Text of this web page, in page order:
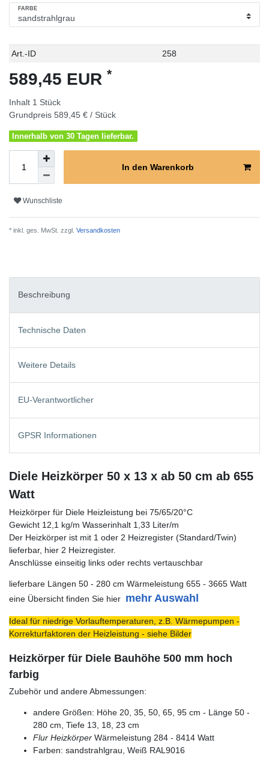
FARBE
Technisches
Wert
Art.-ID 258
589,45 EUR *
Inhalt 1 Stück
Grundpreis 589,45 € / Stück
Innerhalb von 30 Tagen lieferbar.
In den Warenkorb
Wunschliste
* inkl. ges. MwSt. zzgl. Versandkosten
Beschreibung
Technische Daten
Weitere Details
EU-Verantwortlicher
GPSR Informationen
Diele Heizkörper 50 x 13 x ab 50 cm ab 655
Watt
Heizkörper für Diele Heizleistung bei 75/65/20°C
Gewicht 12,1 kg/m Wasserinhalt 1,33 Liter/m
Der Heizkörper ist mit 1 oder 2 Heizregister (Standard/Twin)
lieferbar, hier 2 Heizregister.
Anschlüsse einseitig links oder rechts vertauschbar
lieferbare Längen 50 - 280 cm Wärmeleistung 655 - 3665 Watt
eine Übersicht finden Sie hier mehr Auswahl
Ideal für niedrige Vorlauftemperaturen, z.B. Wärmepumpen -
Korrekturfaktoren der Heizleistung - siehe Bilder
Heizkörper für Diele Bauhöhe 500 mm hoch
farbig
Zubehör und andere Abmessungen:
andere Größen: Höhe 20, 35, 50, 65, 95 cm - Länge 50 -
280 cm, Tiefe 13, 18, 23 cm
Flur Heizkörper Wärmeleistung 284 - 8414 Watt
Farben: sandstrahlgrau, Weiß RAL9016